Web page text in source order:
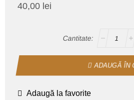
40,00 lei
ADAUGĂ ÎN
Adaugă la favorite